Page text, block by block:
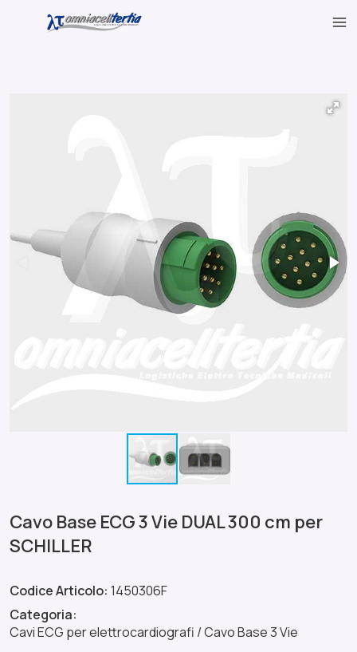
Cavo Base ECG 3 Vie DUAL 300 cm per
SCHILLER
Codice Articolo: 1450306F
Categoria:
Cavi ECG per elettrocardiografi /Cavo Base 3 Vie